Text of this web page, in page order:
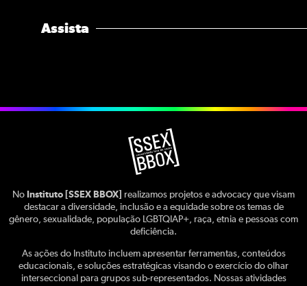
Assista
No Instituto [SSEX BBOX]
realizamos projetos e advocacy que visam
destacar a diversidade, inclusão e a equidade sobre os temas de
gênero, sexualidade, população LGBTQIAP+, raça, etnia e pessoas com
deficiência.
As ações do Instituto incluem apresentar ferramentas, conteúdos
educacionais, e soluções estratégicas visando o exercício do olhar
interseccional para grupos sub-representados. Nossas atividades